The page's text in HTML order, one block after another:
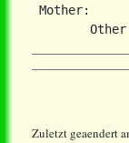
Mother:
Zuletzt geaendert